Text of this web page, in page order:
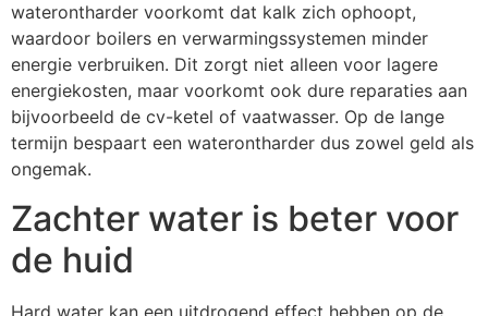
waterontharder voorkomt dat kalk zich ophoopt,
waardoor boilers en verwarmingssystemen minder
energie verbruiken. Dit zorgt niet alleen voor lagere
energiekosten, maar voorkomt ook dure reparaties aan
bijvoorbeeld de cv-ketel of vaatwasser. Op de lange
termijn bespaart een waterontharder dus zowel geld als
ongemak.
Zachter water is beter voor
de huid
Hard water kan een uitdrogend effect hebben op de